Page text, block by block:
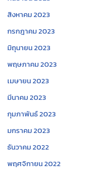
สิงหาคม 2023
กรกฎาคม 2023
มิถุนายน 2023
พฤษภาคม 2023
เมษายน 2023
มีนาคม 2023
กุมภาพันธ์ 2023
มกราคม 2023
ธันวาคม 2022
พฤศจิกายน 2022